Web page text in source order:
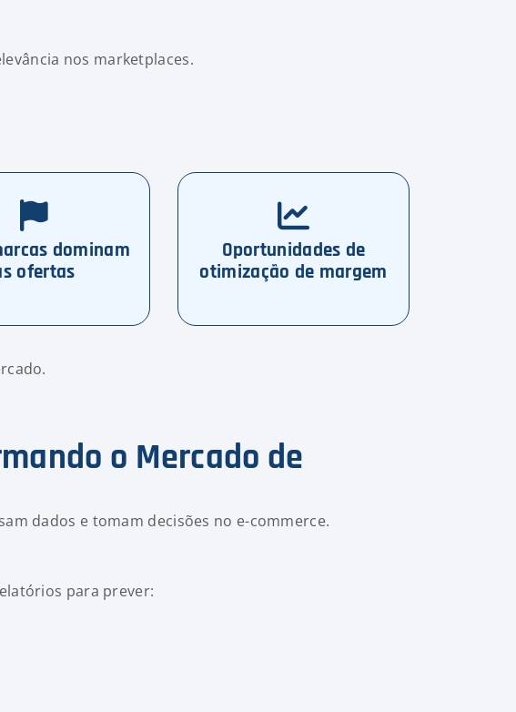
nos marketplaces.
dominam
ofertas
Oportunidades de
otimização de margem
o Mercado de
dados e tomam decisões no e-commerce.
para prever: